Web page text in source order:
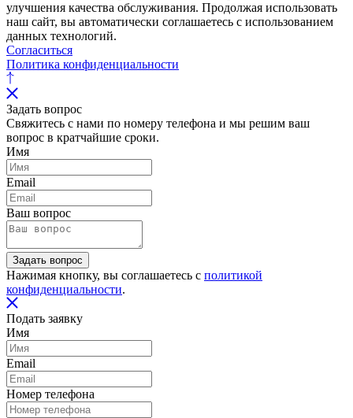
улучшения качества обслуживания. Продолжая использовать
наш сайт, вы автоматически соглашаетесь с использованием
данных технологий.
Согласиться
Политика конфиденциальности
Задать вопрос
Свяжитесь с нами по номеру телефона и мы решим ваш
вопрос в кратчайшие сроки.
Имя
Email
Ваш вопрос
Задать вопрос
Нажимая кнопку, вы соглашаетесь с политикой
конфиденциальности.
Подать заявку
Имя
Email
Номер телефона